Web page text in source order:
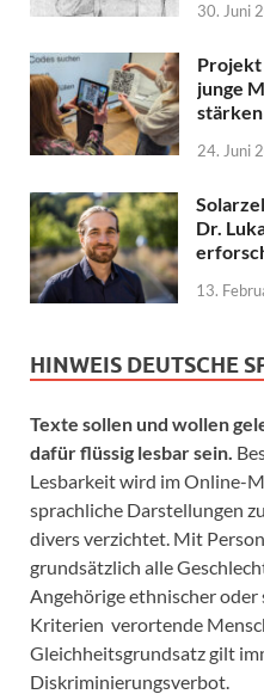
30. Juni
Projekt
junge
stärken
24. Juni
Dr.
13.
HINWEIS DEUTSCHE
Texte sollen und wollen
dafür flüssig lesbar sein.
Lesbarkeit wird im Online-
sprachliche Darstellungen
divers verzichtet. Mit
grundsätzlich alle
Angehörige ethnischer
Kriterien verortende
Gleichheitsgrundsatz gilt
Diskriminierungsverbot.